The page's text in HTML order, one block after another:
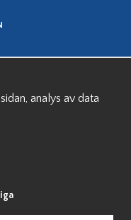
analys av data